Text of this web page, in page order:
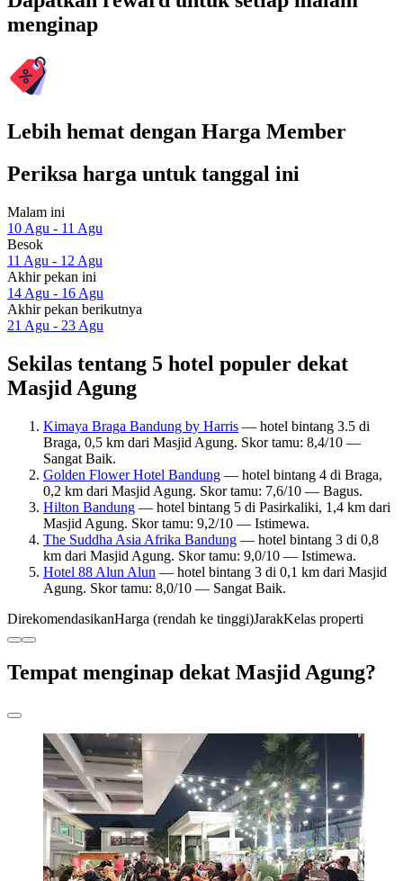
menginap
Lebih hemat dengan Harga Member
Periksa harga untuk tanggal ini
Malam ini
10 Agu - 11 Agu
Besok
11 Agu - 12 Agu
Akhir pekan ini
14 Agu - 16 Agu
Akhir pekan berikutnya
21 Agu - 23 Agu
Sekilas tentang 5 hotel populer dekat
Masjid Agung
Kimaya Braga Bandung by Harris — hotel bintang 3.5 di
Braga, 0,5 km dari Masjid Agung. Skor tamu: 8,4/10 —
Sangat Baik.
Golden Flower Hotel Bandung — hotel bintang 4 di Braga,
0,2 km dari Masjid Agung. Skor tamu: 7,6/10 — Bagus.
Hilton Bandung — hotel bintang 5 di Pasirkaliki, 1,4 km dari
Masjid Agung. Skor tamu: 9,2/10 — Istimewa.
The Suddha Asia Afrika Bandung — hotel bintang 3 di 0,8
km dari Masjid Agung. Skor tamu: 9,0/10 — Istimewa.
Hotel 88 Alun Alun — hotel bintang 3 di 0,1 km dari Masjid
Agung. Skor tamu: 8,0/10 — Sangat Baik.
DirekomendasikanHarga (rendah ke tinggi)JarakKelas properti
Tempat menginap dekat Masjid Agung?